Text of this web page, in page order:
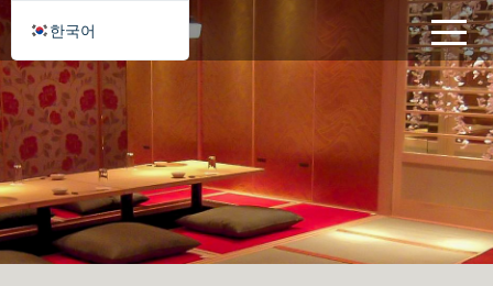
한국어